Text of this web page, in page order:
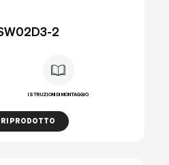
2
ISTRUZIONI DI MONTAGGIO
PRODOTTO